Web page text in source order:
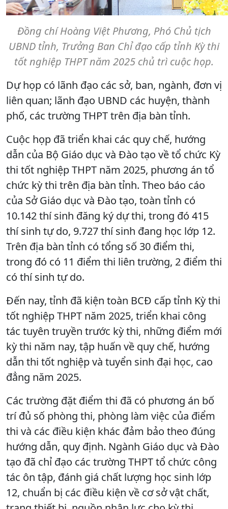
Đồng chí Hoàng Việt Phương, Phó Chủ tịch
UBND tỉnh, Trưởng Ban Chỉ đạo cấp tỉnh Kỳ thi
tốt nghiệp THPT năm 2025 chủ trì cuộc họp.
Dự họp có lãnh đạo các sở, ban, ngành, đơn vị
liên quan; lãnh đạo UBND các huyện, thành
phố, các trường THPT trên địa bàn tỉnh.
Cuộc họp đã triển khai các quy chế, hướng
dẫn của Bộ Giáo dục và Đào tạo về tổ chức Kỳ
thi tốt nghiệp THPT năm 2025, phương án tổ
chức kỳ thi trên địa bàn tỉnh. Theo báo cáo
của Sở Giáo dục và Đào tạo, toàn tỉnh có
10.142 thí sinh đăng ký dự thi, trong đó 415
thí sinh tự do, 9.727 thí sinh đang học lớp 12.
Trên địa bàn tỉnh có tổng số 30 điểm thi,
trong đó có 11 điểm thi liên trường, 2 điểm thi
có thí sinh tự do.
Đến nay, tỉnh đã kiện toàn BCĐ cấp tỉnh Kỳ thi
tốt nghiệp THPT năm 2025, triển khai công
tác tuyên truyền trước kỳ thi, những điểm mới
kỳ thi năm nay, tập huấn về quy chế, hướng
dẫn thi tốt nghiệp và tuyển sinh đại học, cao
đẳng năm 2025.
Các trường đặt điểm thi đã có phương án bố
trí đủ số phòng thi, phòng làm việc của điểm
thi và các điều kiện khác đảm bảo theo đúng
hướng dẫn, quy định. Ngành Giáo dục và Đào
tạo đã chỉ đạo các trường THPT tổ chức công
tác ôn tập, đánh giá chất lượng học sinh lớp
12, chuẩn bị các điều kiện về cơ sở vật chất,